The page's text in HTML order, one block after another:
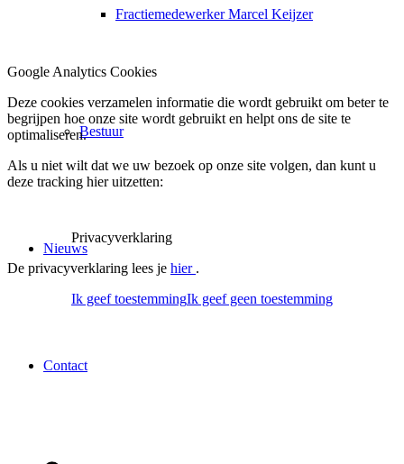
Fractiemedewerker Marcel Keijzer
Bestuur
Nieuws
Contact
Google Analytics Cookies
Deze cookies verzamelen informatie die wordt gebruikt om beter te
begrijpen hoe onze site wordt gebruikt en helpt ons de site te
optimaliseren.
Als u niet wilt dat we uw bezoek op onze site volgen, dan kunt u
deze tracking hier uitzetten:
Privacyverklaring
De privacyverklaring lees je hier .
Ik geef toestemmingIk geef geen toestemming